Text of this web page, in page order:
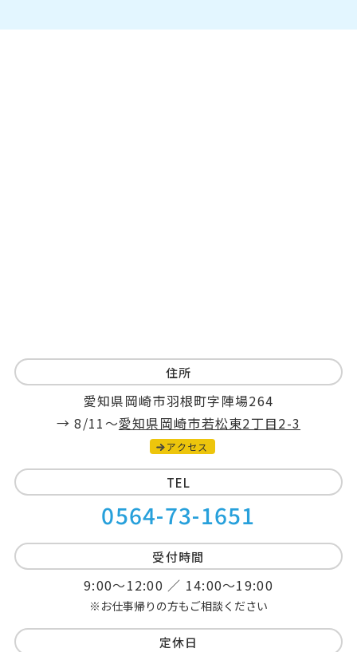
住所
愛知県岡崎市羽根町字陣場264
→ 8/11～愛知県岡崎市若松東2丁目2-3
アクセス
TEL
0564-73-1651
受付時間
9:00～12:00 ／ 14:00～19:00
※お仕事帰りの方もご相談ください
定休日